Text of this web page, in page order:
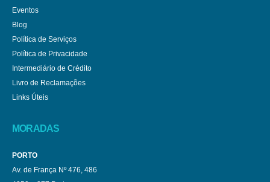
Eventos
Blog
Política de Serviços
Política de Privacidade
Intermediário de Crédito
Livro de Reclamações
Links Úteis
MORADAS
PORTO
Av. de França Nº 476, 486